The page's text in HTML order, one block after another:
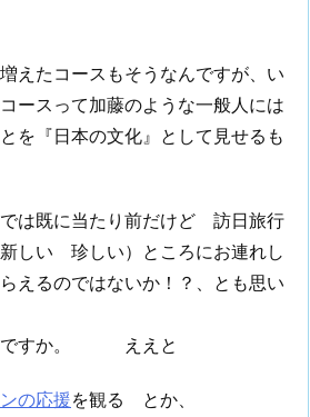
えたコースもそうなんですが、い
ースって加藤のような一般人には
を『日本の文化』として見せるも
は既に当たり前だけど 訪日旅行
しい 珍しい）ところにお連れし
えるのではないか！？、とも思い
すか。 ええと
の応援を観る とか、